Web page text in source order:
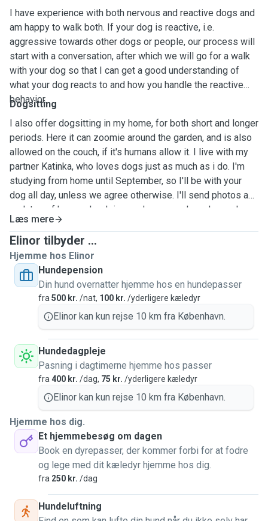
I have experience with both nervous and reactive dogs and
am happy to walk both. If your dog is reactive, i.e.
aggressive towards other dogs or people, our process will
start with a conversation, after which we will go for a walk
with your dog so that I can get a good understanding of
what your dog reacts to and how you handle the reactive
behavior.
Dogsitting
I also offer dogsitting in my home, for both short and longer
periods. Here it can zoomie around the garden, and is also
allowed on the couch, if it's humans allow it. I live with my
partner Katinka, who loves dogs just as much as i do. I'm
studying from home until September, so I'll be with your
dog all day, unless we agree otherwise. I'll send photos and
updates of how we're doing, and you can alwayds reach
me.
Læs mere
Elinor tilbyder ...
Hjemme hos Elinor
Hundepension
Din hund overnatter hjemme hos en hundepasser
fra 500 kr. /nat, 100 kr. /yderligere kæledyr
Elinor kan kun rejse 10 km fra København.
Hundedagpleje
Pasning i dagtimerne hjemme hos passer
fra 400 kr. /dag, 75 kr. /yderligere kæledyr
Elinor kan kun rejse 10 km fra København.
Hjemme hos dig.
Et hjemmebesøg om dagen
Book en dyrepasser, der kommer forbi for at fodre
og lege med dit kæledyr hjemme hos dig.
fra 250 kr. /dag
Hundeluftning